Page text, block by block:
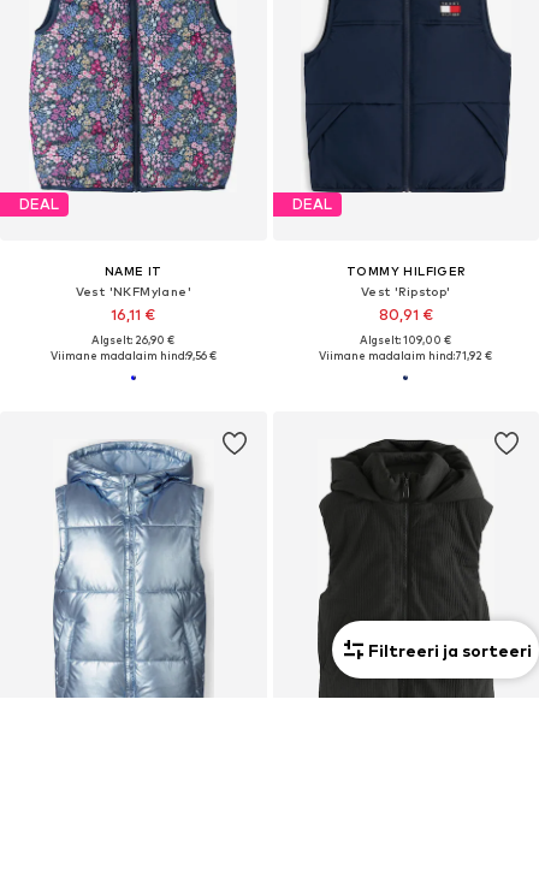
DEAL
NAME IT
Vest 'NKFMylane'
16,11 €
Algselt: 26,90 €
Viimane madalaim hind:9,56 €
DEAL
TOMMY HILFIGER
Vest 'Ripstop'
80,91 €
Algselt: 109,00 €
Viimane madalaim hind:71,92 €
Filtreeri ja sorteeri